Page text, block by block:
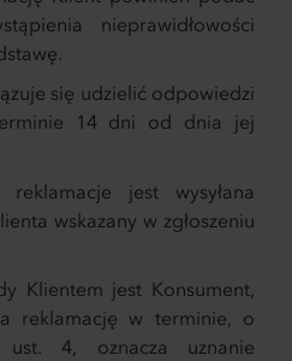
nieprawidłowości
się udzielić odpowiedzi
14 dni od dnia jej
jest wysyłana
wskazany w zgłoszeniu
Klientem jest Konsument,
reklamację w terminie, o
4, oznacza uznanie